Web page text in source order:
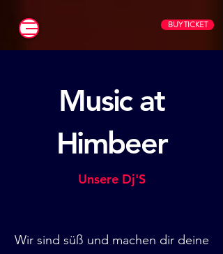
BUY TICKET
Music at
Himbeer
Unsere Dj'S
Wir sind süß und machen dir deine